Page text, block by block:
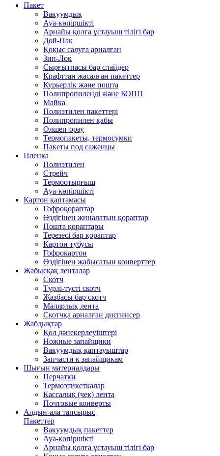
Пакет
Вакуумдық
Ауа-көпіршікті
Арнайы қолға ұстауыш тілігі бар
Дой-Пак
Қоқыс салуға арналған
Зип-Лок
Сырғытпасы бар слайдер
Крафттан жасалған пакеттер
Курьерлік және пошта
Полипропиленді және БОПП
Майка
Полиэтилен пакеттері
Полипропилен қабы
Өлшеп-орау
Термопакеты, термосумки
Пакеты под саженцы
Пленка
Полиэтилен
Стрейч
Термоотырғыш
Ауа-көпіршікті
Картон қаптамасы
Гофроқораптар
Өздігінен жиналатын қораптар
Пошта қораптары
Терезесі бар қораптар
Картон тубусы
Гофрокартон
Өздігінен жабысатын конверттер
Жабысқақ ленталар
Скотч
Түрлі-түсті скотч
Жазбасы бар скотч
Малярлық лента
Скотчқа арналған диспенсер
Жабдықтар
Қол дәнекерлеуіштері
Ножные запайщики
Вакуумдық қаптауыштар
Запчасти к запайщикам
Шығын материалдары
Перчатки
Термоэтикеткалар
Кассалық (чек) лента
Почтовые конверты
Алдын-ала тапсырыс
Пакеттер
Вакуумдық пакеттер
Ауа-көпіршікті
Арнайы қолға ұстауыш тілігі бар